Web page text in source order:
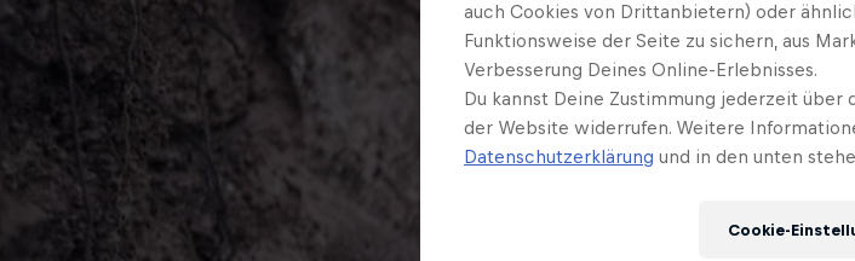
auch Cookies von Drittanbietern) oder
Funktionsweise der Seite zu sichern, aus
Verbesserung Deines Online-Erlebnisses.
Du kannst Deine Zustimmung jederzeit über
der Website widerrufen. Weitere
Datenschutzerklärung und in den unten
Cookie-